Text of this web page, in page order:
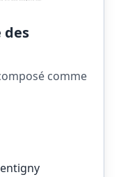
des
comme